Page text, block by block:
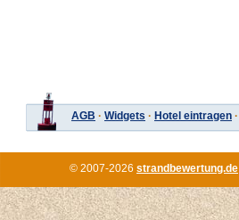
AGB · Widgets · Hotel eintragen ·
© 2007-2026 strandbewertung.de